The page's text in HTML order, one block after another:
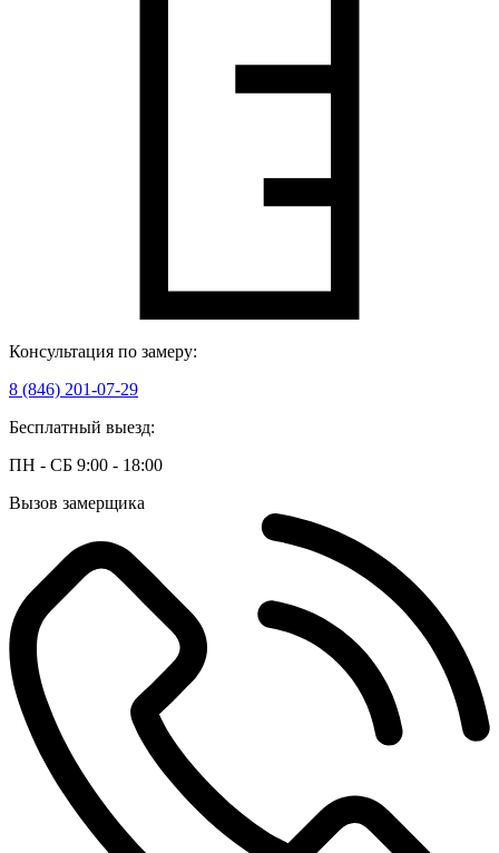
Консультация по замеру:
8 (846) 201-07-29
Бесплатный выезд:
ПН - СБ 9:00 - 18:00
Вызов замерщика